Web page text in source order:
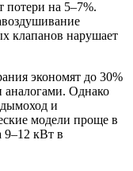
потери на 5–7%.
клапанов нарушает
экономят до 30%
Однако
и
модели проще в
9–12 кВт в